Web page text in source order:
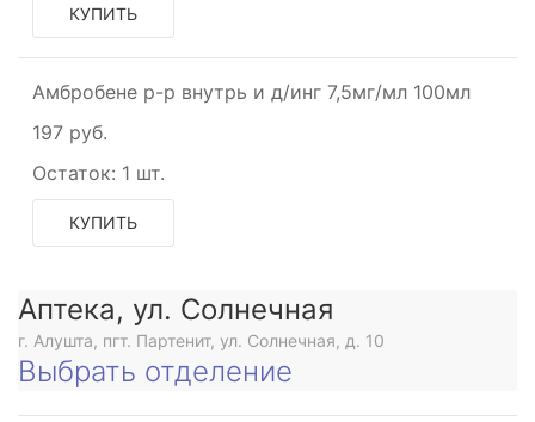
КУПИТЬ
Амбробене р-р внутрь и д/инг 7,5мг/мл 100мл
197 руб.
Остаток: 1 шт.
КУПИТЬ
Аптека, ул. Солнечная
г. Алушта, пгт. Партенит, ул. Солнечная, д. 10
Выбрать отделение